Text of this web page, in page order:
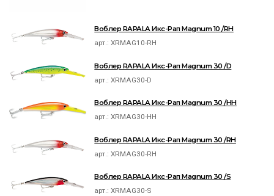
Воблер RAPALA Икс-Рап Magnum 10 /RH
арт.:XRMAG10-RH
Воблер RAPALA Икс-Рап Magnum 30 /D
арт.:XRMAG30-D
Воблер RAPALA Икс-Рап Magnum 30 /HH
арт.:XRMAG30-HH
Воблер RAPALA Икс-Рап Magnum 30 /RH
арт.:XRMAG30-RH
Воблер RAPALA Икс-Рап Magnum 30 /S
арт.:XRMAG30-S